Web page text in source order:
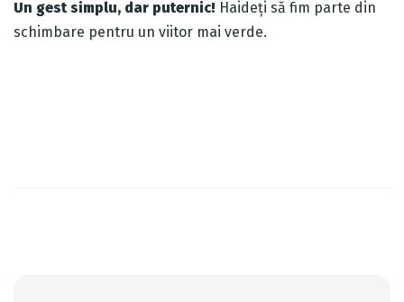
Un gest simplu, dar puternic! Haideți să fim parte din
schimbare pentru un viitor mai verde.